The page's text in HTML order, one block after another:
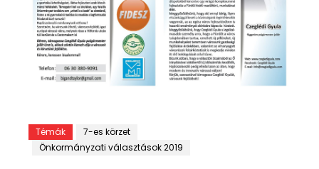
Témák
7-es körzet
Önkormányzati választások 2019